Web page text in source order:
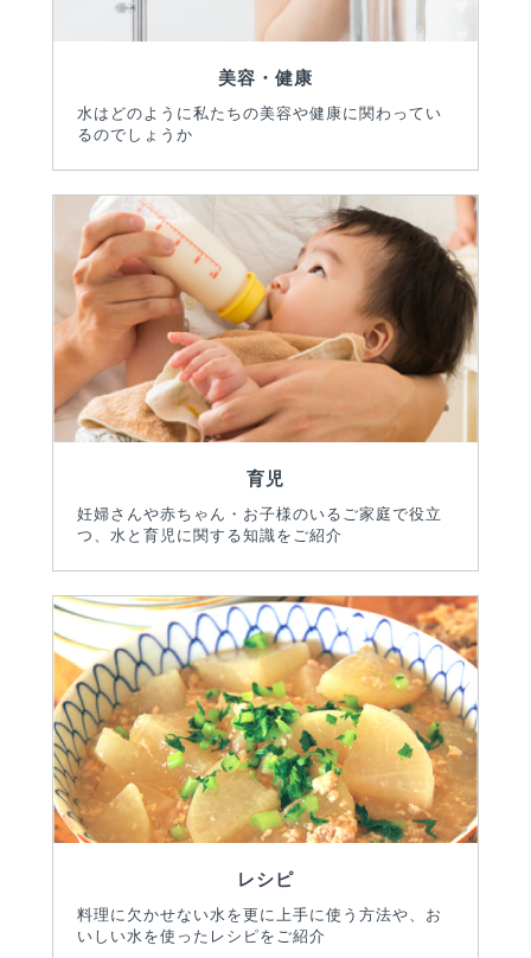
美容・健康
水はどのように私たちの美容や健康に関わってい
るのでしょうか
育児
妊婦さんや赤ちゃん・お子様のいるご家庭で役立
つ、水と育児に関する知識をご紹介
レシピ
料理に欠かせない水を更に上手に使う方法や、お
いしい水を使ったレシピをご紹介